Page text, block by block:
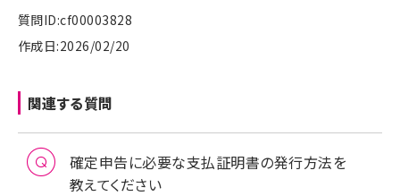
質問ID:cf00003828
作成日:2026/02/20
関連する質問
確定申告に必要な支払証明書の発行方法を
教えてください